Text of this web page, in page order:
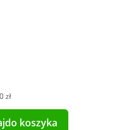
zł
do koszyka